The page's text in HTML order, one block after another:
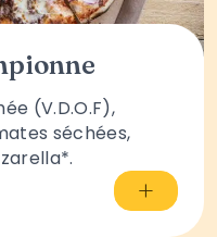
(V.D.O.F),
séchées,
+